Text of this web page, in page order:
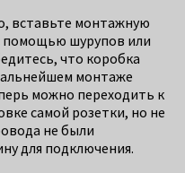
вставьте монтажную
помощью шурупов или
что коробка
монтаже
можно переходить к
самой розетки, но не
не были
для подключения.